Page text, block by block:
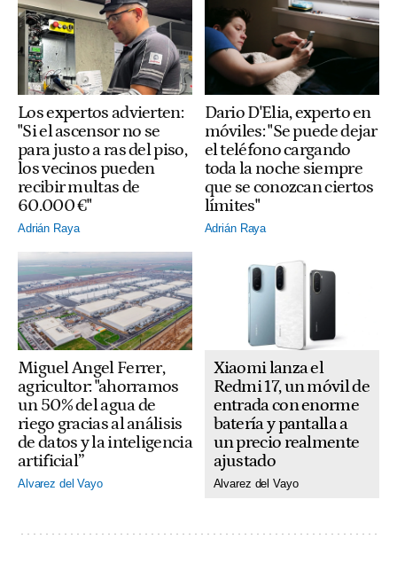
Los expertos advierten:
"Si el ascensor no se
para justo a ras del piso,
los vecinos pueden
recibir multas de
60.000 €"
Adrián Raya
Dario D'Elia, experto en
móviles: "Se puede dejar
el teléfono cargando
toda la noche siempre
que se conozcan ciertos
límites"
Adrián Raya
Miguel Angel Ferrer,
agricultor: "ahorramos
un 50% del agua de
riego gracias al análisis
de datos y la inteligencia
artificial”
Alvarez del Vayo
Xiaomi lanza el
Redmi 17, un móvil de
entrada con enorme
batería y pantalla a
un precio realmente
ajustado
Alvarez del Vayo